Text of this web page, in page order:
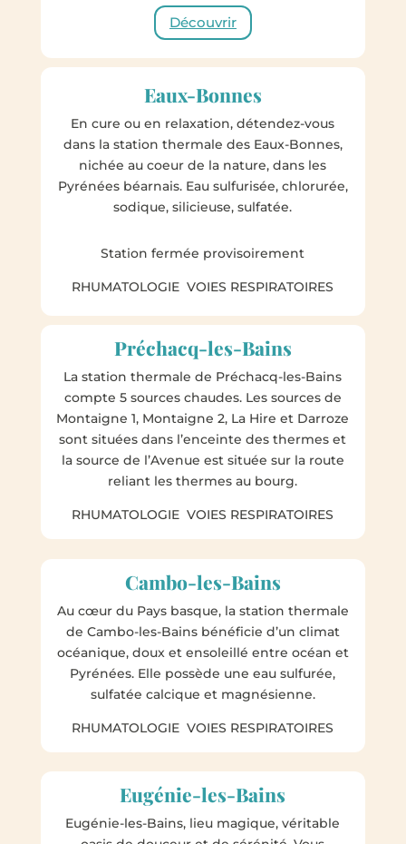
Découvrir
Eaux-Bonnes
Encure ou en relaxation, détendez-vous
dans la station thermale des Eaux-Bonnes,
nichée au coeur de la nature, dans les
Pyrénées béarnais. Eau sulfurisée, chlorurée,
sodique, silicieuse, sulfatée.
Station fermée provisoirement
RHUMATOLOGIE VOIES RESPIRATOIRES
Préchacq-les-Bains
La station thermale de Préchacq-les-Bains
compte 5 sources chaudes. Les sources de
Montaigne 1, Montaigne 2, La Hire et Darroze
sont situées dans l’enceinte des thermes et
la source de l’Avenue est située sur la route
reliant les thermes au bourg.
RHUMATOLOGIE VOIES RESPIRATOIRES
Cambo-les-Bains
Au cœur du Pays basque, la station thermale
de Cambo-les-Bains bénéficie d’un climat
océanique, doux et ensoleillé entre océan et
Pyrénées. Elle possède une eau sulfurée,
sulfatée calcique et magnésienne.
RHUMATOLOGIE VOIES RESPIRATOIRES
Eugénie-les-Bains
Eugénie-les-Bains, lieu magique, véritable